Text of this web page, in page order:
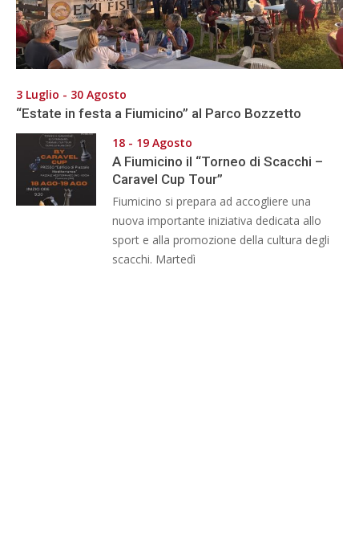
3 Luglio - 30 Agosto
“Estate in festa a Fiumicino” al Parco Bozzetto
18 - 19 Agosto
A Fiumicino il “Torneo di Scacchi –
Caravel Cup Tour”
Fiumicino si prepara ad accogliere una
nuova importante iniziativa dedicata allo
sport e alla promozione della cultura degli
scacchi. Martedì